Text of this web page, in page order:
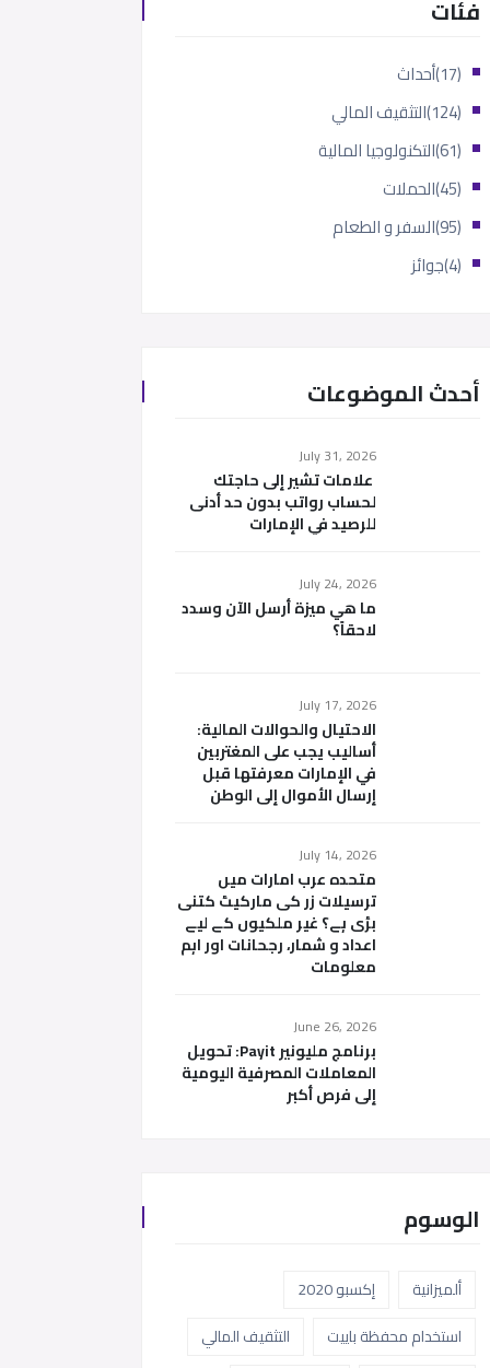
فئات
أحداث
(17)
التثقيف المالي
(124)
التكنولوجيا المالية
(61)
الحملات
(45)
السفر و الطعام
(95)
جوائز (4)
أحدث الموضوعات
July 31, 2026
علامات تشير إلى حاجتك
لحساب رواتب بدون حد أدنى
للرصيد في الإمارات
July 24, 2026
ما هي ميزة أرسل الآن وسدد
لاحقاً؟
July 17, 2026
الاحتيال والحوالات المالية:
أساليب يجب على المغتربين
في الإمارات معرفتها قبل
إرسال الأموال إلى الوطن
July 14, 2026
متحدہ عرب امارات میں
ترسیلات زر کی مارکیٹ کتنی
بڑی ہے؟ غیر ملکیوں کے لیے
اعداد و شمار، رجحانات اور اہم
معلومات
June 26, 2026
برنامج مليونير Payit: تحويل
المعاملات المصرفية اليومية
إلى فرص أكبر
الوسوم
ألميزانية
إكسبو 2020
استخدام محفظة باييت
التثقيف المالي